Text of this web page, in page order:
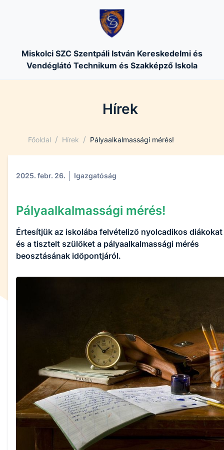
Miskolci SZC Szentpáli István Kereskedelmi és
Vendéglátó Technikum és Szakképző Iskola
Hírek
Főoldal / Hírek / Pályaalkalmassági mérés!
2025. febr. 26. Igazgatóság
Pályaalkalmassági mérés!
Értesítjük az iskolába felvételiző nyolcadikos diákokat
és a tisztelt szülőket a pályaalkalmassági mérés
beosztásának időpontjáról.